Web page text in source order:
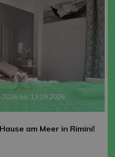
bis 13.09.2026
am Meer in Rimini!